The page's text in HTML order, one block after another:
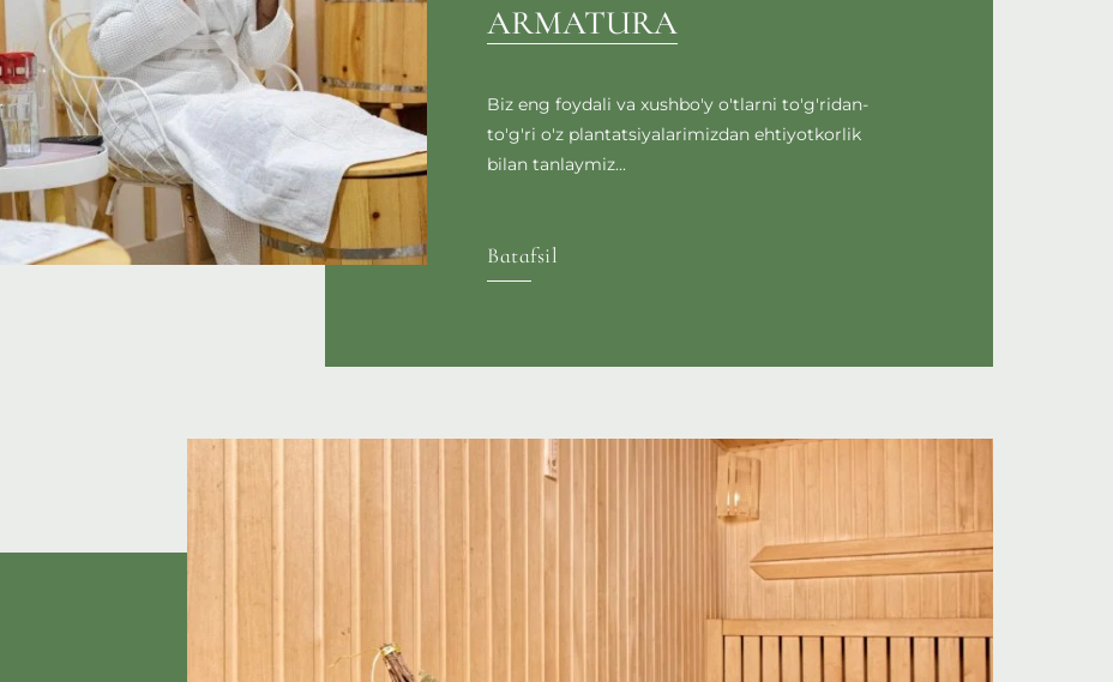
ARMATURA
Biz eng foydali va xushbo'y o'tlarni to'g'ridan-
to'g'ri o'z plantatsiyalarimizdan ehtiyotkorlik
bilan tanlaymiz...
Batafsil